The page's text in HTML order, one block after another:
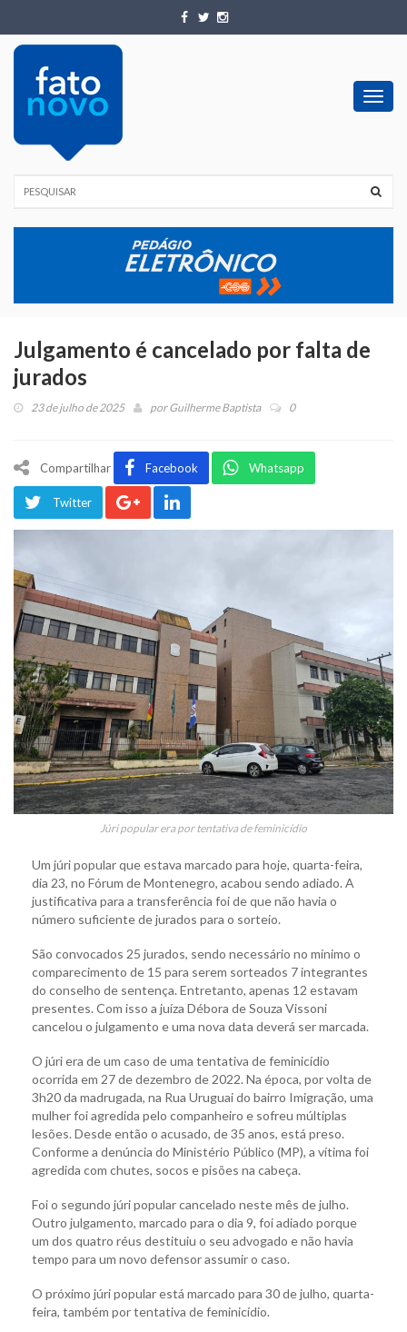
Julgamento é cancelado por falta de
jurados
23 de julho de 2025 porGuilherme Baptista 0
Compartilhar Facebook Whatsapp
Twitter
Júri popular era por tentativa de feminicídio
Um júri popular que estava marcado para hoje, quarta-feira,
dia 23, no Fórum de Montenegro, acabou sendo adiado. A
justificativa para a transferência foi de que não havia o
número suficiente de jurados para o sorteio.
São convocados 25 jurados, sendo necessário no mínimo o
comparecimento de 15 para serem sorteados 7 integrantes
do conselho de sentença. Entretanto, apenas 12 estavam
presentes. Com isso a juíza Débora de Souza Vissoni
cancelou o julgamento e uma nova data deverá ser marcada.
O júri era de um caso de uma tentativa de feminicídio
ocorrida em 27 de dezembro de 2022. Na época, por volta de
3h20 da madrugada, na Rua Uruguai do bairro Imigração, uma
mulher foi agredida pelo companheiro e sofreu múltiplas
lesões. Desde então o acusado, de 35 anos, está preso.
Conforme a denúncia do Ministério Público (MP), a vítima foi
agredida com chutes, socos e pisões na cabeça.
Foi o segundo júri popular cancelado neste mês de julho.
Outro julgamento, marcado para o dia 9, foi adiado porque
um dos quatro réus destituiu o seu advogado e não havia
tempo para um novo defensor assumir o caso.
O próximo júri popular está marcado para 30 de julho, quarta-
feira, também por tentativa de feminicídio.